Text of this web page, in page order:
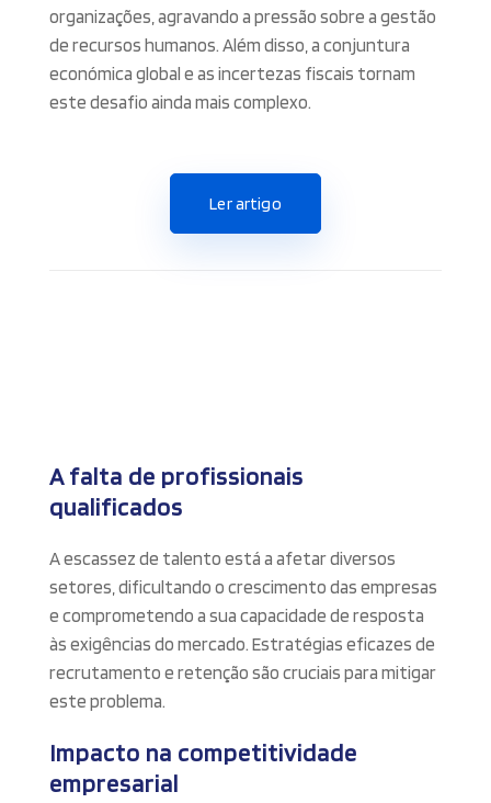
organizações, agravando a pressão sobre a gestão
de recursos humanos. Além disso, a conjuntura
económica global e as incertezas fiscais tornam
este desafio ainda mais complexo.
Ler artigo
A falta de profissionais
qualificados
A escassez de talento está a afetar diversos
setores, dificultando o crescimento das empresas
e comprometendo a sua capacidade de resposta
às exigências do mercado. Estratégias eficazes de
recrutamento e retenção são cruciais para mitigar
este problema.
Impacto na competitividade
empresarial